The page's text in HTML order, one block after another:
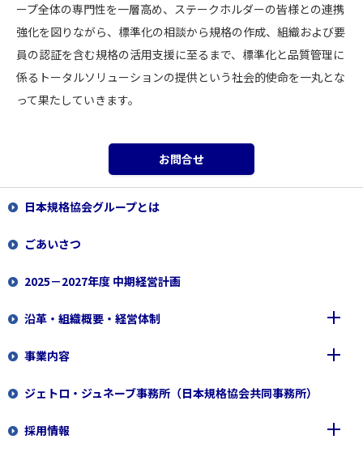
ープ全体の専門性を一層高め、ステークホルダーの皆様との連携
強化を図りながら、標準化の相談から規格の作成、組織および要
員の認証を含む規格の活用支援に至るまで、標準化と品質管理に
係るトータルソリューションの提供という社会的使命を一丸とな
って果たしていきます。
お問合せ
日本規格協会グループとは
ごあいさつ
2025－2027年度 中期経営計画
沿革・組織概要・経営体制
沿革
組織概要
経営体制
事業内容
一般財団法人 日本規格協会
日本規格協会ソリューションズ株式会社
ジェトロ・ジュネーブ事務所（日本規格協会共同事務所）
採用情報